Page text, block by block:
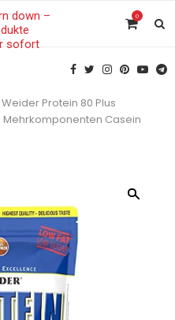
0
Weider Protein 80 Plus
Mehrkomponenten Casein